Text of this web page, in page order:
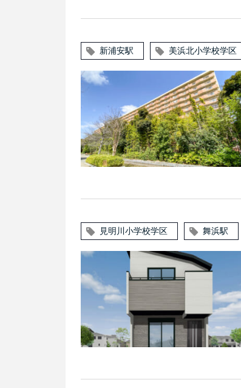
新浦安駅 美浜北小学校学区
見明川小学校学区 舞浜駅